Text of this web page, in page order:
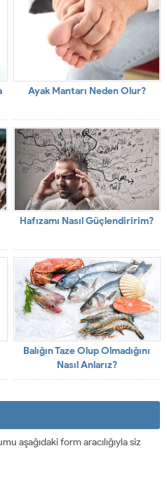
Ayak Mantarı Neden Olur?
Hafızamı Nasıl Güçlendiririm?
Balığın Taze Olup Olmadığını
Nasıl Anlarız?
aşağıdaki form aracılığıyla siz